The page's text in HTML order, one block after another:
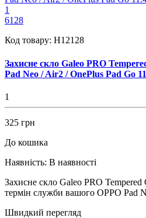
1
6128
Код товару: H12128
Захисне скло Galeo PRO
Pad Neo / Air2 / OnePlus Pad Go
1
325 грн
До кошика
Наявність: В наявності
Захисне скло Galeo PRO
термін служби вашого OPPO Pad
Швидкий перегляд